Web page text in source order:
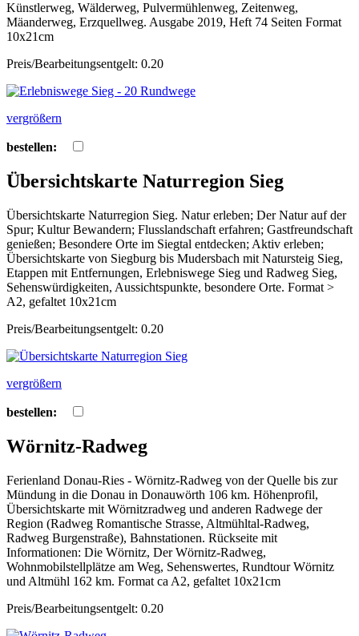
Künstlerweg, Wälderweg, Pulvermühlenweg, Zeitenweg,
Mäanderweg, Erzquellweg. Ausgabe 2019, Heft 74 Seiten Format
10x21cm
Preis/Bearbeitungsentgelt: 0.20
vergrößern
bestellen:
Übersichtskarte Naturregion Sieg
Übersichtskarte Naturregion Sieg. Natur erleben; Der Natur auf der
Spur; Kultur Bewandern; Flusslandschaft erfahren; Gastfreundschaft
genießen; Besondere Orte im Siegtal entdecken; Aktiv erleben;
Übersichtskarte von Siegburg bis Mudersbach mit Natursteig Sieg,
Etappen mit Entfernungen, Erlebniswege Sieg und Radweg Sieg,
Sehenswürdigkeiten, Aussichtspunkte, besondere Orte. Format >
A2, gefaltet 10x21cm
Preis/Bearbeitungsentgelt: 0.20
vergrößern
bestellen:
Wörnitz-Radweg
Ferienland Donau-Ries - Wörnitz-Radweg von der Quelle bis zur
Mündung in die Donau in Donauwörth 106 km. Höhenprofil,
Übersichtskarte mit Wörnitzradweg und anderen Radwege der
Region (Radweg Romantische Strasse, Altmühltal-Radweg,
Radweg Burgenstraße), Bahnstationen. Rückseite mit
Informationen: Die Wörnitz, Der Wörnitz-Radweg,
Wohnmobilstellplätze am Weg, Sehenswertes, Rundtour Wörnitz
und Altmühl 162 km. Format ca A2, gefaltet 10x21cm
Preis/Bearbeitungsentgelt: 0.20